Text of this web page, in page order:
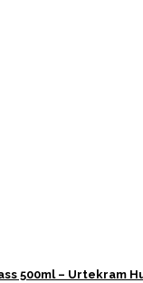
500ml – Urtekram